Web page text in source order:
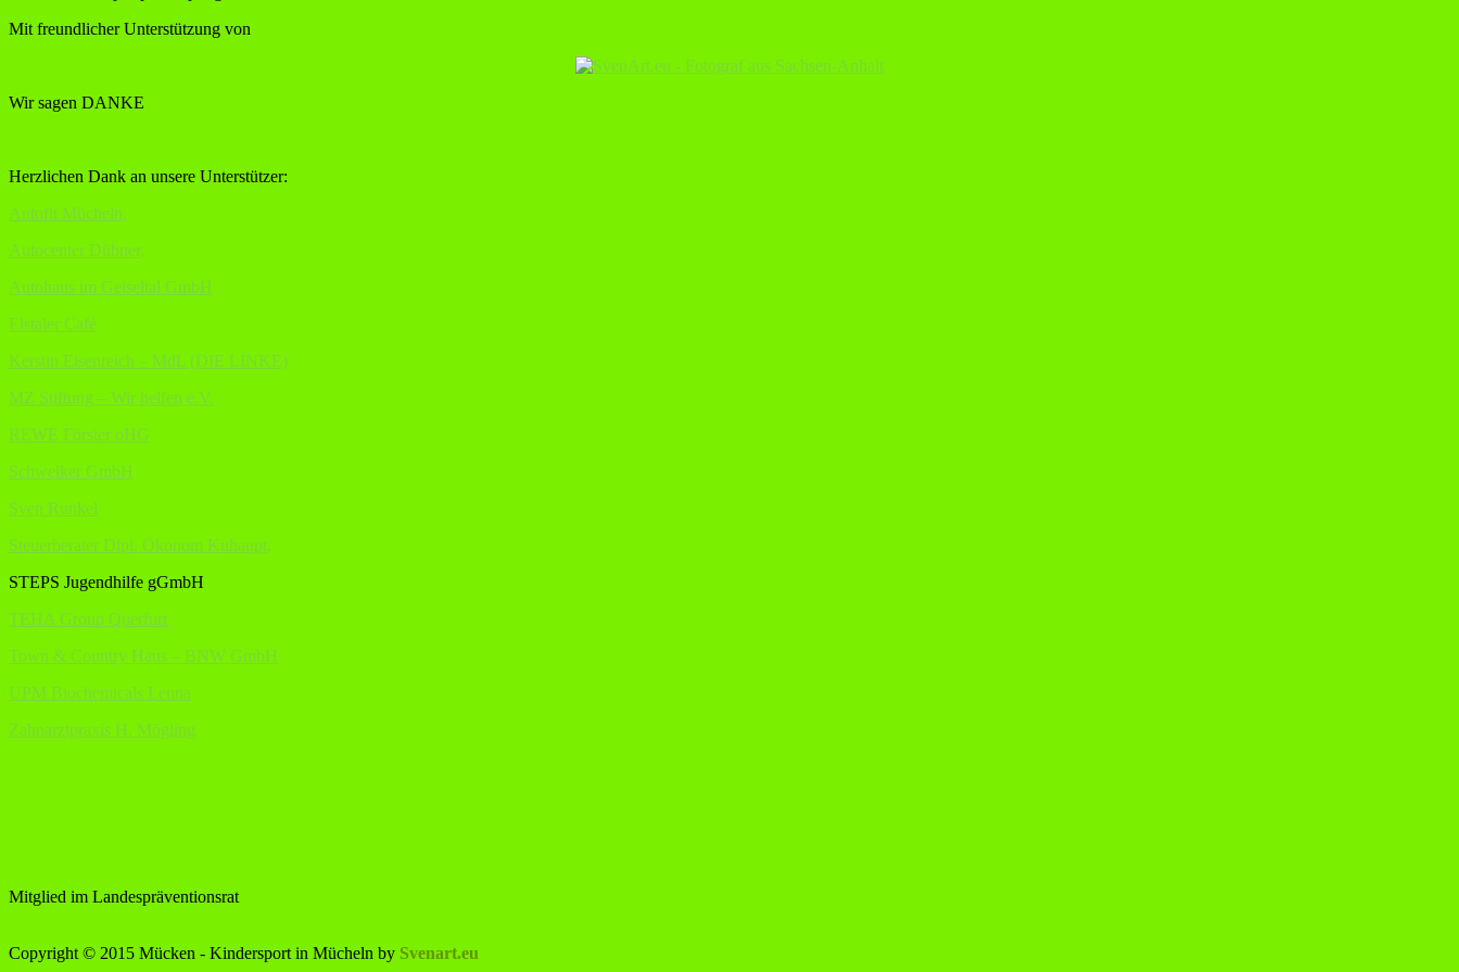
Mit freundlicher Unterstützung von
Wir sagen DANKE
Herzlichen Dank an unsere Unterstützer:
Autofit Mücheln,
Autocenter Dübner,
Autohaus im Geiseltal GmbH
Eistaler Cafè
Kerstin Eisenreich – MdL (DIE LINKE)
MZ Stiftung – Wir helfen e.V.
REWE Förster oHG
Schweiker GmbH
Sven Runkel
Steuerberater Dipl. Ökonom Kuhaupt,
STEPS Jugendhilfe gGmbH
TEHA Group Querfurt
Town & Country Haus – BNW GmbH
UPM Biochemicals Leuna
Zahnarztpraxis H. Mögling
Mitglied im Landespräventionsrat
Copyright © 2015 Mücken - Kindersport in Mücheln by Svenart.eu